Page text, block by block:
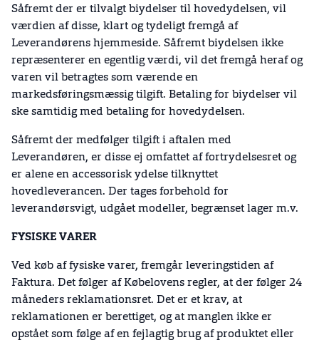
Såfremt der er tilvalgt biydelser til hovedydelsen, vil
værdien af disse, klart og tydeligt fremgå af
Leverandørens hjemmeside. Såfremt biydelsen ikke
repræsenterer en egentlig værdi, vil det fremgå heraf og
varen vil betragtes som værende en
markedsføringsmæssig tilgift. Betaling for biydelser vil
ske samtidig med betaling for hovedydelsen.
Såfremt der medfølger tilgift i aftalen med
Leverandøren, er disse ej omfattet af fortrydelsesret og
er alene en accessorisk ydelse tilknyttet
hovedleverancen. Der tages forbehold for
leverandørsvigt, udgået modeller, begrænset lager m.v.
FYSISKE VARER
Ved køb af fysiske varer, fremgår leveringstiden af
Faktura. Det følger af Købelovens regler, at der følger 24
måneders reklamationsret. Det er et krav, at
reklamationen er berettiget, og at manglen ikke er
opstået som følge af en fejlagtig brug af produktet eller